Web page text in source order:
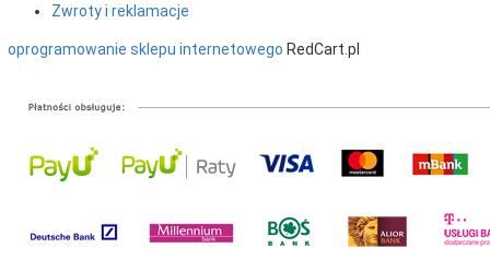
Zwroty i reklamacje
oprogramowanie sklepu internetowego RedCart.pl